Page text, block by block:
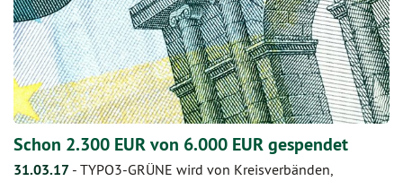
Schon 2.300 EUR von 6.000 EUR gespendet
31.03.17 - TYPO3-GRÜNE wird von Kreisverbänden,